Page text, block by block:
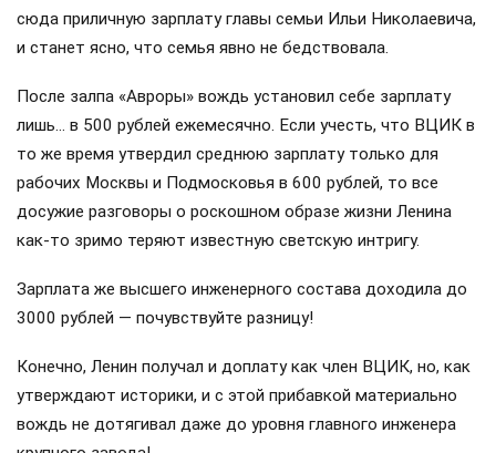
Подписывайтесь на «АН»:
#путин#трутнев# дальний восток#инвестиции#вэф
#промышленность#развитие
Лидеры страны советов: жизнь не взаймы